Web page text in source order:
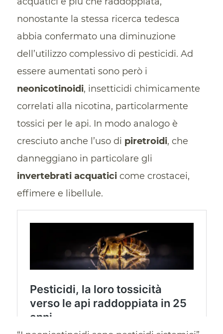
nonostante la stessa ricerca tedesca
abbia confermato una diminuzione
dell’utilizzo complessivo di pesticidi. Ad
essere aumentati sono però i
neonicotinoidi, insetticidi chimicamente
correlati alla nicotina, particolarmente
tossici per le api. In modo analogo è
cresciuto anche l’uso di piretroidi, che
danneggiano in particolare gli
invertebrati acquaticicome crostacei,
effimere e libellule.